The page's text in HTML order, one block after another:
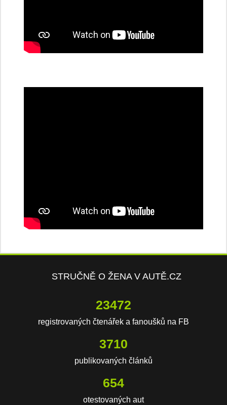
STRUČNĚ O ŽENA V AUTĚ.CZ
23472
registrovaných čtenářek a fanoušků na FB
3710
publikovaných článků
654
otestovaných aut